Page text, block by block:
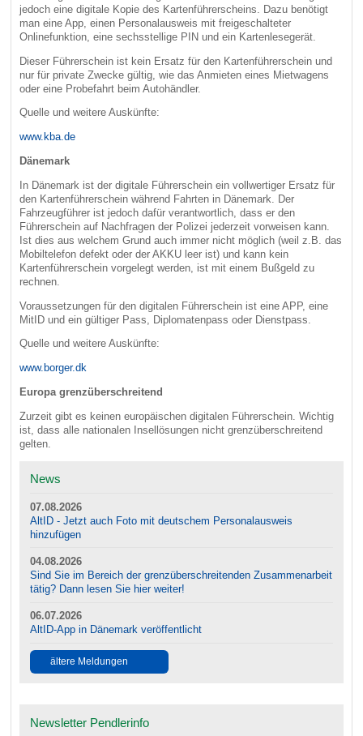
jedoch eine digitale Kopie des Kartenführerscheins. Dazu benötigt
man eine App, einen Personalausweis mit freigeschalteter
Onlinefunktion, eine sechsstellige PIN und ein Kartenlesegerät.
Dieser Führerschein ist kein Ersatz für den Kartenführerschein und
nur für private Zwecke gültig, wie das Anmieten eines Mietwagens
oder eine Probefahrt beim Autohändler.
Quelle und weitere Auskünfte:
www.kba.de
Dänemark
In Dänemark ist der digitale Führerschein ein vollwertiger Ersatz für
den Kartenführerschein während Fahrten in Dänemark. Der
Fahrzeugführer ist jedoch dafür verantwortlich, dass er den
Führerschein auf Nachfragen der Polizei jederzeit vorweisen kann.
Ist dies aus welchem Grund auch immer nicht möglich (weil z.B. das
Mobiltelefon defekt oder der AKKU leer ist) und kann kein
Kartenführerschein vorgelegt werden, ist mit einem Bußgeld zu
rechnen.
Voraussetzungen für den digitalen Führerschein ist eine APP, eine
MitID und ein gültiger Pass, Diplomatenpass oder Dienstpass.
Quelle und weitere Auskünfte:
www.borger.dk
Europa grenzüberschreitend
Zurzeit gibt es keinen europäischen digitalen Führerschein. Wichtig
ist, dass alle nationalen Insellösungen nicht grenzüberschreitend
gelten.
News
07.08.2026
AltID - Jetzt auch Foto mit deutschem Personalausweis
hinzufügen
04.08.2026
Sind Sie im Bereich der grenzüberschreitenden Zusammenarbeit
tätig? Dann lesen Sie hier weiter!
06.07.2026
AltID-App in Dänemark veröffentlicht
ältere Meldungen
Newsletter Pendlerinfo